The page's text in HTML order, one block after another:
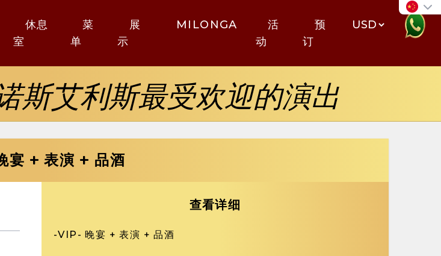
休息
室
菜
单
展
示
MILONGA
活
动
预
订
斯艾利斯最受欢迎的演出
宴 + 表演 + 品酒
查看详细
-VIP- 晚宴 + 表演 + 品酒